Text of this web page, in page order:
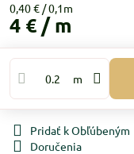
0,40 €
4 € / m
m
Pridať k Obľúbeným
Doručenia